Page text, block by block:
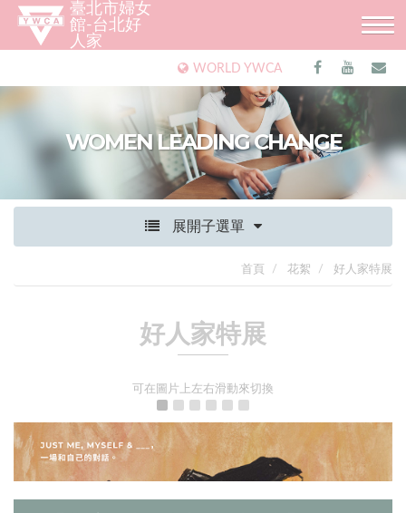
臺北市婦女
館-台北好
人家
WORLD YWCA
WOMEN LEADING CHANGE
展開子選單
首頁 花絮 好人家特展
好人家特展
可在圖片上左右滑動來切換